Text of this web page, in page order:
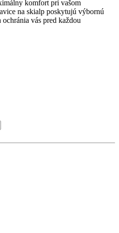
komfort pri vašom
na skialp poskytujú výbornú
vás pred každou